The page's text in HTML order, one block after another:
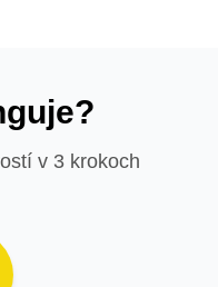
v 3 krokoch